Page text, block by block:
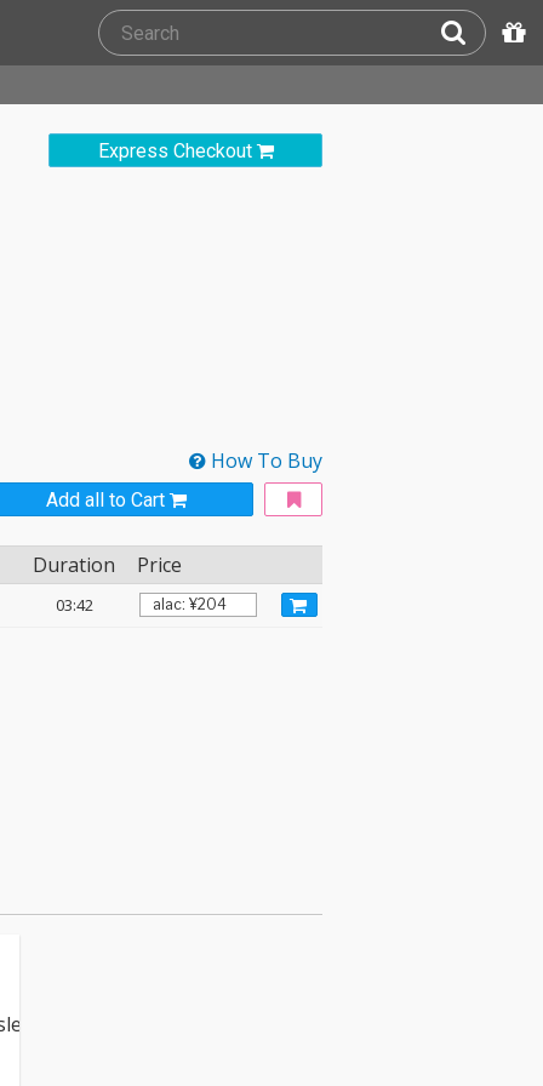
Express Checkout
How To Buy
Add all to Cart
Duration Price
03:42